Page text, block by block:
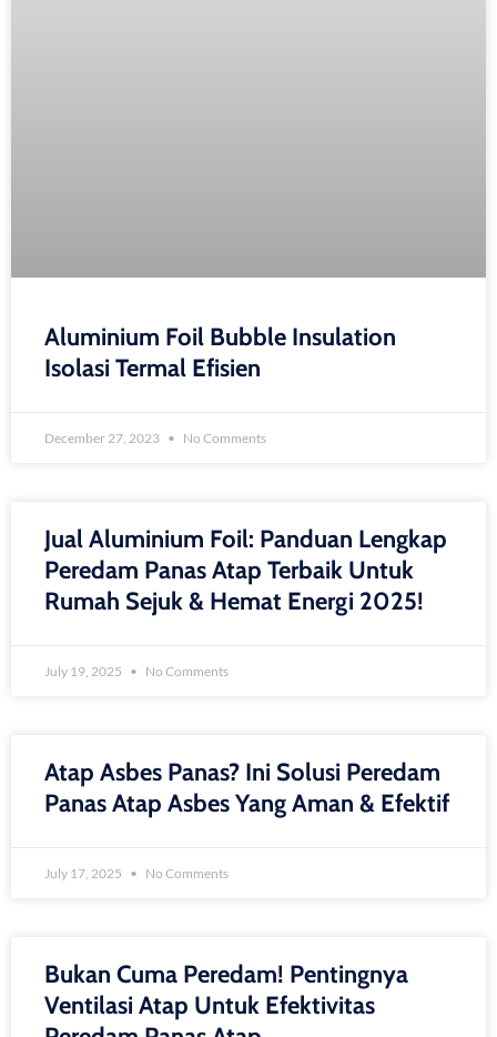
Aluminium Foil Bubble Insulation
Isolasi Termal Efisien
December 27, 2023 No Comments
Jual Aluminium Foil: Panduan Lengkap
Peredam Panas Atap Terbaik Untuk
Rumah Sejuk & Hemat Energi 2025!
July 19, 2025 No Comments
Atap Asbes Panas? Ini Solusi Peredam
Panas Atap Asbes Yang Aman & Efektif
July 17, 2025 No Comments
Bukan Cuma Peredam! Pentingnya
Ventilasi Atap Untuk Efektivitas